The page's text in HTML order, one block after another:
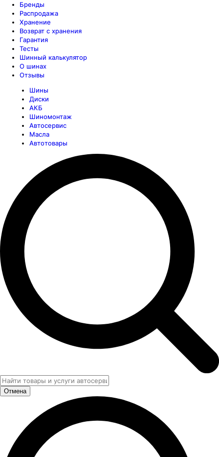
Бренды
Распродажа
Хранение
Возврат с хранения
Гарантия
Тесты
Шинный калькулятор
О шинах
Отзывы
Шины
Диски
АКБ
Шиномонтаж
Автосервис
Масла
Автотовары
Отмена